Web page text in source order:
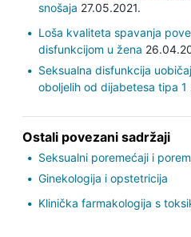
snošaja 27.05.2021.
Loša kvaliteta spavanja
disfunkcijom u žena
Seksualna disfunkcija
oboljelih od dijabetesa tipa 1
Ostali povezani sadržaji
Seksualni poremećaji i
Ginekologija i opstetricija
Klinička farmakologija s